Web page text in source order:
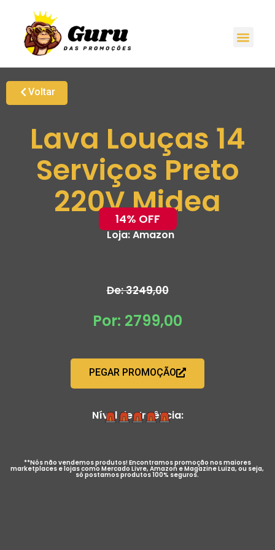
Voltar
Lava Louças 14
Serviços Preto
220V Midea
14% OFF
Loja:Amazon
De: 3249,00
Por: 2799,00
PEGAR PROMOÇÃO
Nível de Urgência:
**Nós não vendemos produtos! Encontramos promoção nos maiores
marketplaces e lojas como Mercado Livre, Amazon e Magazine Luiza, ou seja,
só postamos produtos 100% seguros.